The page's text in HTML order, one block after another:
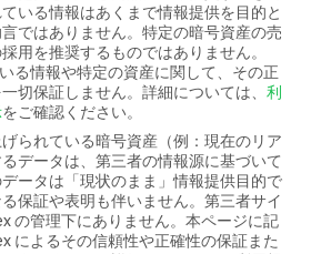
いる情報はあくまで情報提供を目的と
ではありません。特定の暗号資産の売
用を推奨するものではありません。
る情報や特定の資産に関して、その正
切保証しません。詳細については、 利
をご確認ください。
られている暗号資産（例：現在のリア
データは、第三者の情報源に基づいて
ータは「現状のまま」情報提供目的で
保証や表明も伴いません。第三者サイ
の管理下にありません。本ページに記
によるその信頼性や正確性の保証また